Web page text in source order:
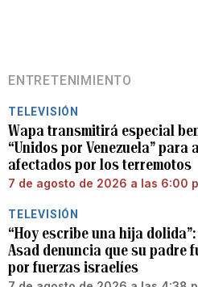
ENTRETENIMIENTO
TELEVISIÓN
Wapa transmitirá especial
“Unidos por Venezuela” para
afectados por los terremotos
7 de agosto de 2026 a las 6:00
TELEVISIÓN
“Hoy escribe una hija
Asad denuncia que su padre
por fuerzas israelíes